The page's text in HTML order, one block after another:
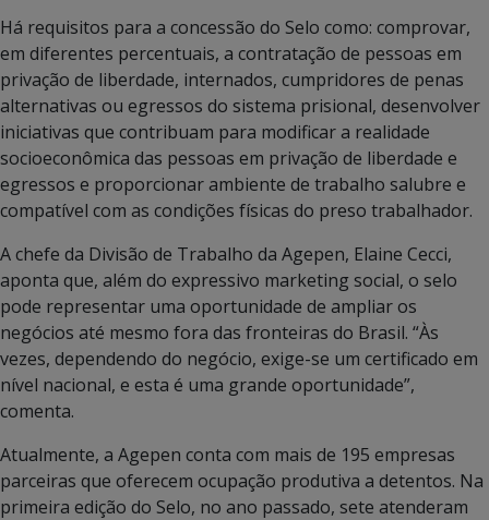
Há requisitos para a concessão do Selo como: comprovar,
em diferentes percentuais, a contratação de pessoas em
privação de liberdade, internados, cumpridores de penas
alternativas ou egressos do sistema prisional, desenvolver
iniciativas que contribuam para modificar a realidade
socioeconômica das pessoas em privação de liberdade e
egressos e proporcionar ambiente de trabalho salubre e
compatível com as condições físicas do preso trabalhador.
A chefe da Divisão de Trabalho da Agepen, Elaine Cecci,
aponta que, além do expressivo marketing social, o selo
pode representar uma oportunidade de ampliar os
negócios até mesmo fora das fronteiras do Brasil. “Às
vezes, dependendo do negócio, exige-se um certificado em
nível nacional, e esta é uma grande oportunidade”,
comenta.
Atualmente, a Agepen conta com mais de 195 empresas
parceiras que oferecem ocupação produtiva a detentos. Na
primeira edição do Selo, no ano passado, sete atenderam